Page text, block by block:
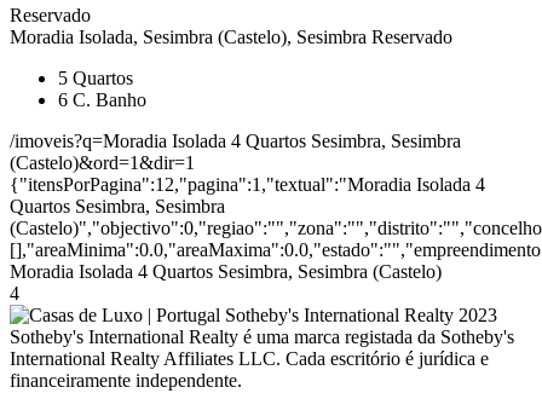
Reservado
Moradia Isolada, Sesimbra (Castelo), Sesimbra Reservado
5 Quartos
6 C. Banho
/imoveis?q=Moradia Isolada 4 Quartos Sesimbra, Sesimbra
(Castelo)&ord=1&dir=1
{"itensPorPagina":12,"pagina":1,"textual":"Moradia Isolada 4
Quartos Sesimbra, Sesimbra
Moradia Isolada 4 Quartos Sesimbra, Sesimbra (Castelo)
4
2023
Sotheby's International Realty é uma marca registada da Sotheby's
International Realty Affiliates LLC. Cada escritório é jurídica e
financeiramente independente.